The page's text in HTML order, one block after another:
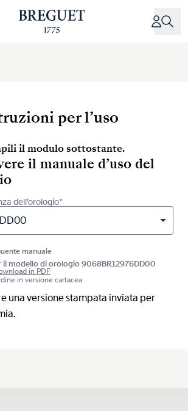
per l’uso
il modulo sottostante.
il manuale d’uso del
dell’orologio*
manuale
il modello di orologio 9068BR12976DD00
in PDF
in versione cartacea
una versione stampata inviata per